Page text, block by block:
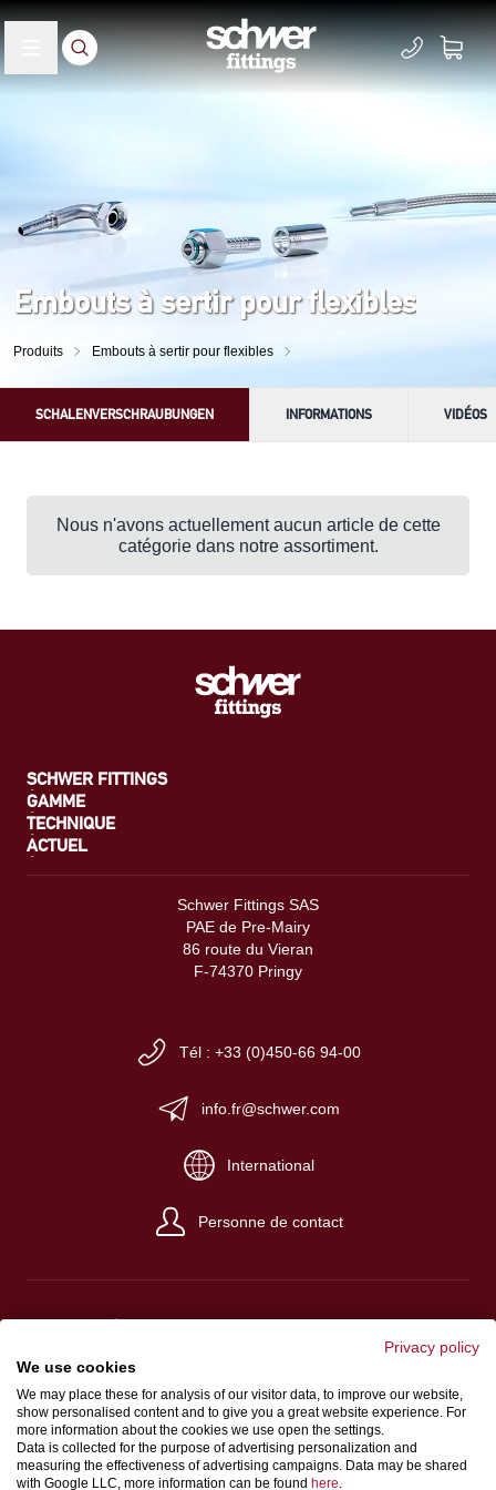
Embouts à sertir pour flexibles
Produits Embouts à sertir pour flexibles
SCHALENVERSCHRAUBUNGEN INFORMATIONS VIDÉOS
Nous n'avons actuellement aucun article de cette
catégorie dans notre assortiment.
SCHWER FITTINGS
GAMME
TECHNIQUE
ACTUEL
Schwer Fittings SAS
PAE de Pre-Mairy
86 route du Vieran
F-74370 Pringy
Tél : +33 (0)450-66 94-00
info.fr@schwer.com
International
Personne de contact
Impressum
Conditions de vente et de livraison
Protection des données
Privacy policy
We use cookies
We may place these for analysis of our visitor data, to improve our website,
show personalised content and to give you a great website experience. For
more information about the cookies we use open the settings.
Data is collected for the purpose of advertising personalization and
measuring the effectiveness of advertising campaigns. Data may be shared
with Google LLC, more information can be found here.